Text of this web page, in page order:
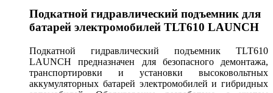
Подкатной гидравлический подъемник для
батарей электромобилей TLT610 LAUNCH
Подкатной гидравлический подъемник TLT610
LAUNCH предназначен для безопасного демонтажа,
транспортировки и установки высоковольтных
аккумуляторных батарей электромобилей и гибридных